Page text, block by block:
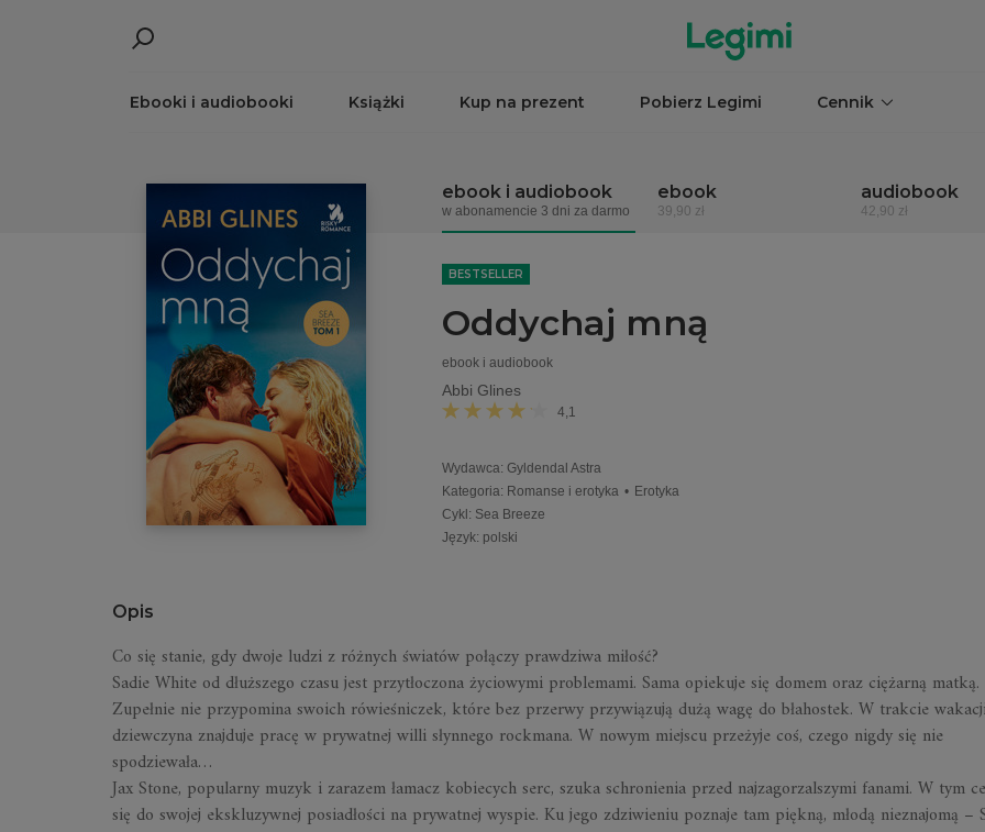
Ebooki i audiobooki Książki Kup na prezent Pobierz Legimi Cennik
ebook i audiobook
w abonamencie 3 dni za darmo
ebook
39,90 zł
audiobook
42,90 zł
BESTSELLER
Oddychaj mną
ebook i audiobook
Abbi Glines
4,1
Wydawca: Gyldendal Astra
Kategoria: Romanse i erotyka • Erotyka
Cykl : Sea Breeze
Język: polski
Opis
Co się stanie, gdy dwoje ludzi z różnych światów połączy prawdziwa miłość?
Sadie White od dłuższego czasu jest przytłoczona życiowymi problemami. Sama opiekuje się domem oraz ciężarną matką.
Zupełnie nie przypomina swoich rówieśniczek, które bez przerwy przywiązują dużą wagę do błahostek. W trakcie
dziewczyna znajduje pracę w prywatnej willi słynnego rockmana. W nowym miejscu przeżyje coś, czego nigdy się nie
spodziewała…
Jax Stone, popularny muzyk i zarazem łamacz kobiecych serc, szuka schronienia przed najzagorzalszymi fanami. W tym
się do swojej ekskluzywnej posiadłości na prywatnej wyspie. Ku jego zdziwieniu poznaje tam piękną, młodą nieznajomą –